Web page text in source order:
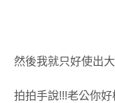
然後我就只好使出
拍拍手說!!!老公你